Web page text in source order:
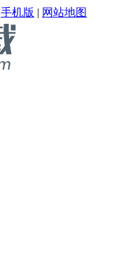
手机版 | 网站地图